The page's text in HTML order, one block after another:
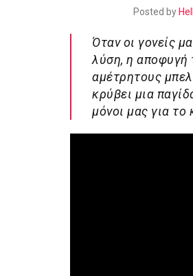
Posted by
Όταν οι γονείς
λύση, η αποφυγή
αμέτρητους
κρύβει μια
μόνοι μας για το